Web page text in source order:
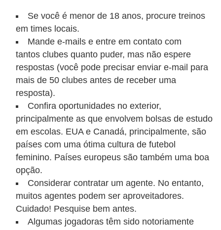
Se você é menor de 18 anos, procure treinos
em times locais.
Mande e-mails e entre em contato com
tantos clubes quanto puder, mas não espere
respostas (você pode precisar enviar e-mail para
mais de 50 clubes antes de receber uma
resposta).
Confira oportunidades no exterior,
principalmente as que envolvem bolsas de estudo
em escolas. EUA e Canadá, principalmente, são
países com uma ótima cultura de futebol
feminino. Países europeus são também uma boa
opção.
Considerar contratar um agente. No entanto,
muitos agentes podem ser aproveitadores.
Cuidado! Pesquise bem antes.
Algumas jogadoras têm sido notoriamente